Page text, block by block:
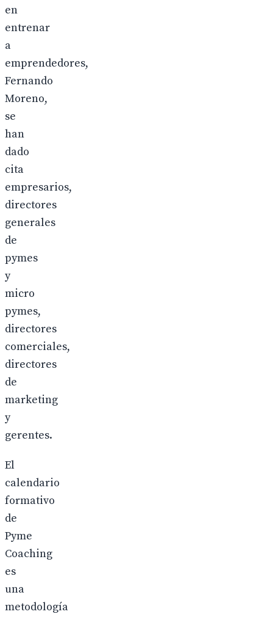
en
entrenar
a
emprendedores,
Fernando
Moreno,
se
han
dado
cita
empresarios,
directores
generales
de
pymes
y
micro
pymes,
directores
comerciales,
directores
de
marketing
y
gerentes.
El
calendario
formativo
de
Pyme
Coaching
es
una
metodología